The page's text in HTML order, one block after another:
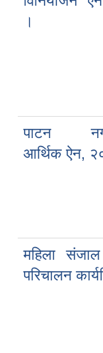
।
पाटन
आर्थिक ऐन,
महिला
परिचालन